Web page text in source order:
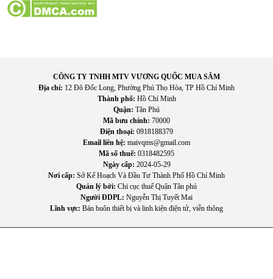
CÔNG TY TNHH MTV VƯƠNG QUỐC MUA SẮM
Địa chỉ: 12 Đô Đốc Long, Phường Phú Thọ Hòa, TP Hồ Chí Minh
Thành phố: Hồ Chí Minh
Quận: Tân Phú
Mã bưu chính: 70000
Điện thoại: 0918188379
Email liên hệ: maivqms@gmail.com
Mã số thuế: 0318482595
Ngày cấp: 2024-05-29
Nơi cấp: Sở Kế Hoạch Và Đầu Tư Thành Phố Hồ Chí Minh
Quản lý bởi: Chi cục thuế Quận Tân phú
Người ĐDPL: Nguyễn Thị Tuyết Mai
Lĩnh vực: Bán buôn thiết bị và linh kiện điện tử, viễn thông